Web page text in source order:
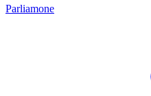
Parliamone